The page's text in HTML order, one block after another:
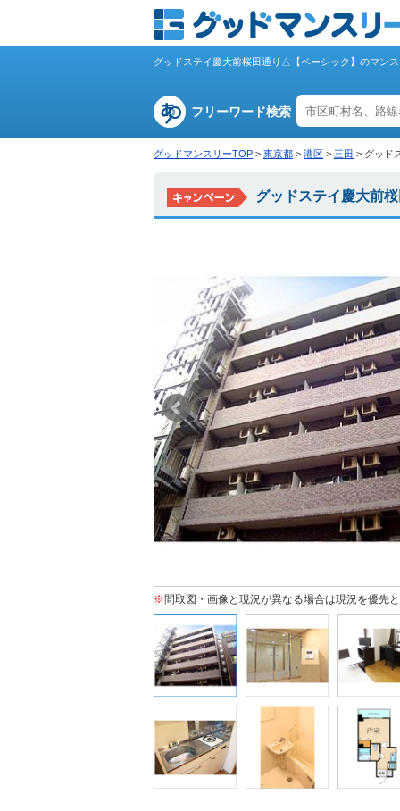
グッドステイ慶大前桜田通り△【ベーシック】のマン
フリーワード検索
グッドマンスリーTOP > 東京都 > 港区 > 三田 > グッド
グッドステイ慶大前
※間取図・画像と現況が異なる場合は現況を優先と